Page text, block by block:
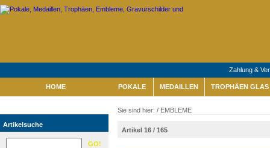
Zahlung &
HOME POKALE MEDAILLEN TROPHÄEN GLAS
Artikelsuche
Sie sind hier: / EMBLEME
Artikel 16 / 165